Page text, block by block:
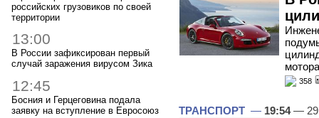
российских грузовиков по своей
территории
13:00
В России зафиксирован первый
случай заражения вирусом Зика
12:45
Босния и Герцеговина подала
заявку на вступление в Евросоюз
мотора
358
ТРАНСПОРТ — 19:54— 29